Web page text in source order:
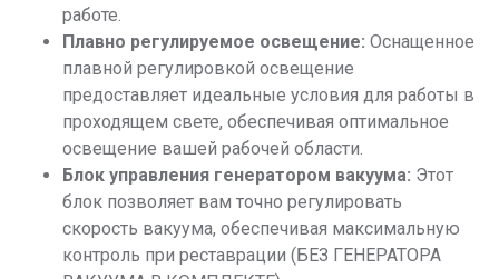
работе.
Плавно регулируемое освещение: Оснащенное
плавной регулировкой освещение
предоставляет идеальные условия для работы в
проходящем свете, обеспечивая оптимальное
освещение вашей рабочей области.
Блок управления генератором вакуума: Этот
блок позволяет вам точно регулировать
скорость вакуума, обеспечивая максимальную
контроль при реставрации (БЕЗ ГЕНЕРАТОРА